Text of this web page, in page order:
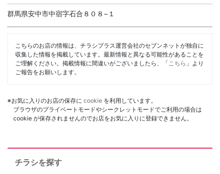
群馬県安中市中宿字石合８０８−１
こちらのお店の情報は、チラシプラス運営会社のセブンネットが独自に
収集した情報を掲載しています。最新情報と異なる可能性があることを
ご理解ください。掲載情報に間違いがございましたら、「 こちら 」より
ご報告をお願いします。
※お気に入りのお店の保存に cookie を利用しています。
ブラウザのプライベートモードやシークレットモードでご利用の場合は
cookie が保存されませんのでお店をお気に入りに登録できません。
チラシを探す